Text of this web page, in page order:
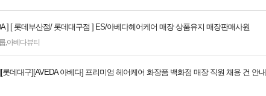
] [ 롯데부산점/ 롯데대구점 ] ES/아베다헤어케어 매장 상품유지 매장판매사원
,아베다뷰티
롯데대구][AVEDA 아베다] 프리미엄 헤어케어 화장품 백화점 매장 직원 채용 건 안내